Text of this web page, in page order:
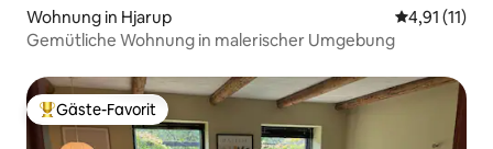
Wohnung in Hjarup
4,91 (11)
Gemütliche Wohnung in malerischer Umgebung
Beliebter Gäste-Favorit.
Gäste-Favorit